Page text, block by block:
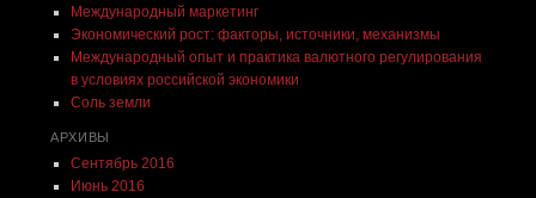
Международный маркетинг
Экономический рост: факторы, источники, механизмы
Международный опыт и практика валютного регулирования
в условиях российской экономики
Соль земли
АРХИВЫ
Сентябрь 2016
Июнь 2016